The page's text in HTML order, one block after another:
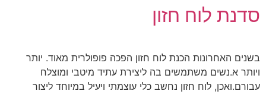
סדנת לוח חזון
בשנים האחרונות הכנת לוח חזון הפכה פופולרית מאוד. יותר
ויותר א.נשים משתמשים בה ליצירת עתיד מיטבי ומוצלח
עבורם.ואכן, לוח חזון נחשב כלי עוצמתי ויעיל במיוחד ליצור